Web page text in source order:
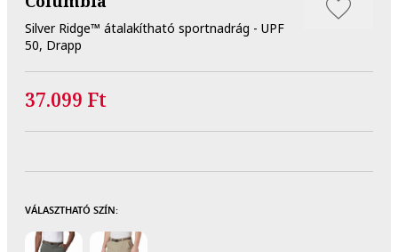
Silver Ridge™ átalakítható sportnadrág - UPF
50, Drapp
37.099 Ft
VÁLASZTHATÓ SZÍN: